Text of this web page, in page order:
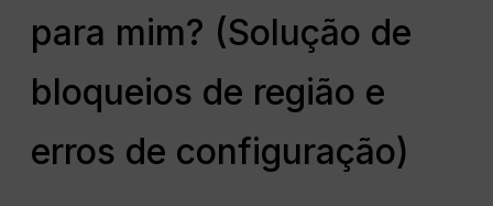
para mim? (Solução de
bloqueios de região e
erros de configuração)